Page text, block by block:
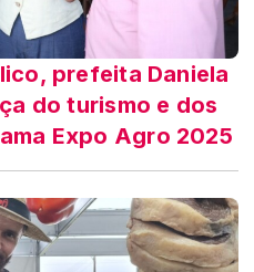
prefeita Daniela
do turismo e dos
Expo Agro 2025